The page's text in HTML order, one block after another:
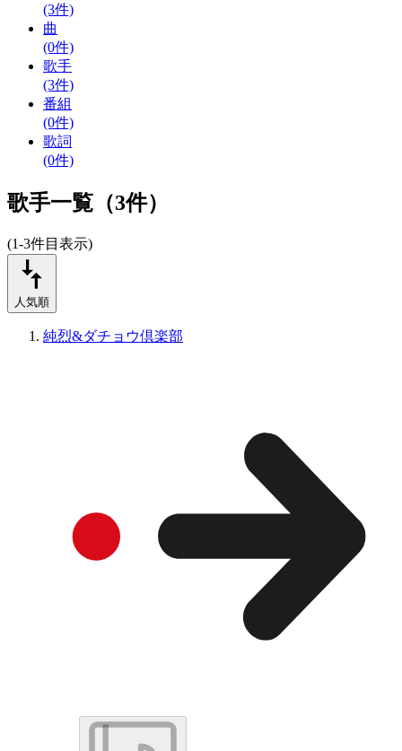
(3件)
曲
(0件)
歌手
(3件)
番組
(0件)
歌詞
(0件)
歌手一覧（3件）
(1-3件目表示)
人気順
純烈&ダチョウ倶楽部